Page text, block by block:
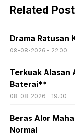
Related Post
Drama Ratusan
08-08-2026 - 22.00
Terkuak Alasan
Baterai**
08-08-2026 - 19.00
Beras Alor
Normal